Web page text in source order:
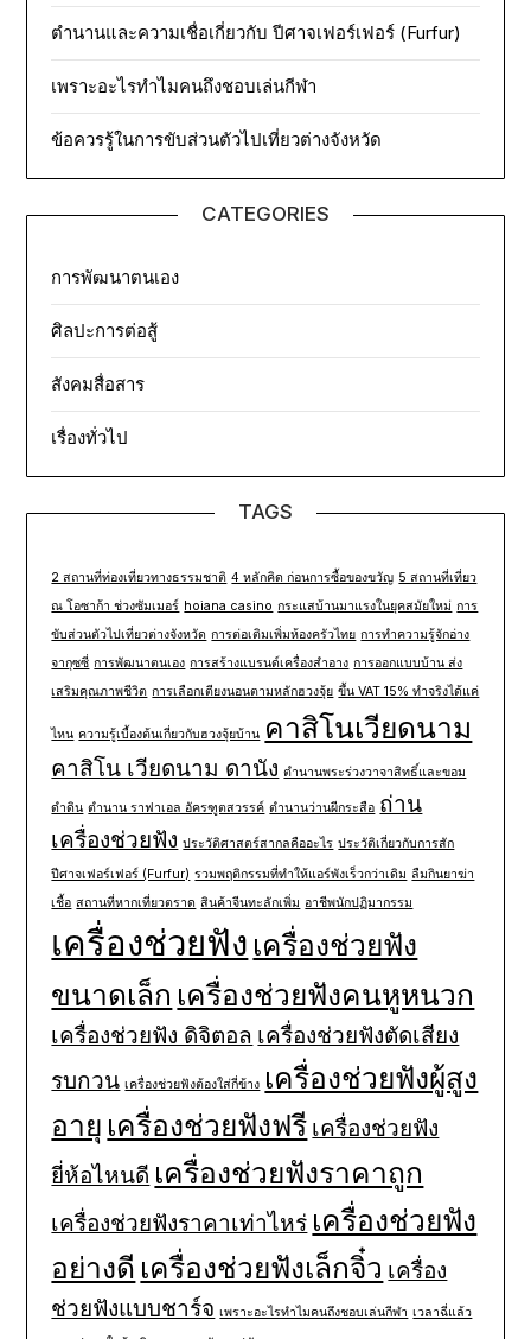
ตำนานและความเชื่อเกี่ยวกับ ปีศาจเฟอร์เฟอร์ (Furfur)
เพราะอะไรทำไมคนถึงชอบเล่นกีฬา
ข้อควรรู้ในการขับส่วนตัวไปเที่ยวต่างจังหวัด
CATEGORIES
การพัฒนาตนเอง
ศิลปะการต่อสู้
สังคมสื่อสาร
เรื่องทั่วไป
TAGS
2 สถานที่ท่องเที่ยวทางธรรมชาติ 4 หลักคิด ก่อนการซื้อของขวัญ 5 สถานที่เที่ยว
ณ โอซาก้า ช่วงซัมเมอร์ hoiana casino กระแสบ้านมาแรงในยุคสมัยใหม่ การ
ขับส่วนตัวไปเที่ยวต่างจังหวัด การต่อเติมเพิ่มห้องครัวไทย การทำความรู้จักอ่าง
จากุซซี่ การพัฒนาตนเอง การสร้างแบรนด์เครื่องสำอาง การออกแบบบ้าน ส่ง
เสริมคุณภาพชีวิต การเลือกเตียงนอนตามหลักฮวงจุ้ย ขึ้น VAT 15% ทำจริงได้แค่
ไหน ความรู้เบื้องต้นเกี่ยวกับฮวงจุ้ยบ้าน คาสิโนเวียดนาม
คาสิโน เวียดนาม ดานัง ตำนานพระร่วงวาจาสิทธิ์และขอม
ดำดิน ตำนาน ราฟาเอล อัครฑูตสวรรค์ ตำนานว่านผีกระสือ ถ่าน
เครื่องช่วยฟัง ประวัติศาสตร์สากลคืออะไร ประวัติเกี่ยวกับการสัก
ปีศาจเฟอร์เฟอร์ (Furfur) รวมพฤติกรรมที่ทำให้แอร์พังเร็วกว่าเดิม ลืมกินยาฆ่า
เชื้อ สถานที่หากเที่ยวตราด สินค้าจีนทะลักเพิ่ม อาชีพนักปฏิมากรรม
เครื่องช่วยฟัง เครื่องช่วยฟัง
ขนาดเล็ก เครื่องช่วยฟังคนหูหนวก
เครื่องช่วยฟัง ดิจิตอล เครื่องช่วยฟังตัดเสียง
รบกวน เครื่องช่วยฟังต้องใส่กี่ข้าง เครื่องช่วยฟังผู้สูง
อายุ เครื่องช่วยฟังฟรี เครื่องช่วยฟัง
ยี่ห้อไหนดี เครื่องช่วยฟังราคาถูก
เครื่องช่วยฟังราคาเท่าไหร่ เครื่องช่วยฟัง
อย่างดี เครื่องช่วยฟังเล็กจิ๋ว เครื่อง
ช่วยฟังแบบชาร์จ เพราะอะไรทำไมคนถึงชอบเล่นกีฬา เวลาฉี่แล้ว